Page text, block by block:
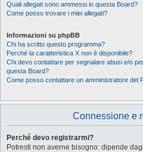
Quali allegati sono ammessi in questa Board?
Come posso trovare i miei allegati?
Informazioni su phpBB
Chi ha scritto questo programma?
Perché la caratteristica X non è disponibile?
Chi devo contattare per segnalare abusi e/o
questa Board?
Come posso contattare un amministratore del
Connessione e
Perché devo registrarmi?
Potresti non averne bisogno: dipende